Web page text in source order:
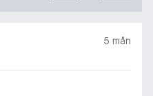
5 mån